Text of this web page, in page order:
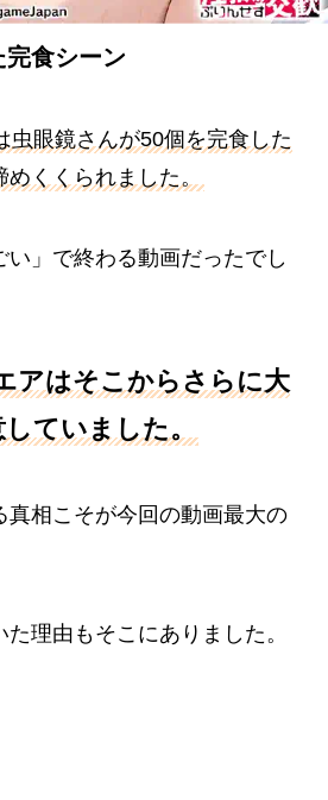
食シーン
虫眼鏡さんが50個を完食した
くくられました。
」で終わる動画だったでし
アはそこからさらに大
ていました。
真相こそが今回の動画最大の
理由もそこにありました。